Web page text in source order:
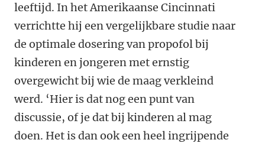
leeftijd. In het Amerikaanse Cincinnati
verrichtte hij een vergelijkbare studie naar
de optimale dosering van propofol bij
kinderen en jongeren met ernstig
overgewicht bij wie de maag verkleind
werd. ‘Hier is dat nog een punt van
discussie, of je dat bij kinderen al mag
doen. Het is dan ook een heel ingrijpende